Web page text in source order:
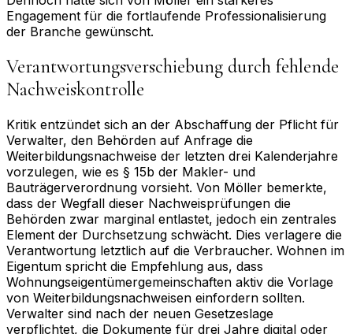
Engagement für die fortlaufende Professionalisierung
der Branche gewünscht.
Verantwortungsverschiebung durch fehlende
Nachweiskontrolle
Kritik entzündet sich an der Abschaffung der Pflicht für
Verwalter, den Behörden auf Anfrage die
Weiterbildungsnachweise der letzten drei Kalenderjahre
vorzulegen, wie es § 15b der Makler- und
Bauträgerverordnung vorsieht. Von Möller bemerkte,
dass der Wegfall dieser Nachweisprüfungen die
Behörden zwar marginal entlastet, jedoch ein zentrales
Element der Durchsetzung schwächt. Dies verlagere die
Verantwortung letztlich auf die Verbraucher. Wohnen im
Eigentum spricht die Empfehlung aus, dass
Wohnungseigentümergemeinschaften aktiv die Vorlage
von Weiterbildungsnachweisen einfordern sollten.
Verwalter sind nach der neuen Gesetzeslage
verpflichtet, die Dokumente für drei Jahre digital oder